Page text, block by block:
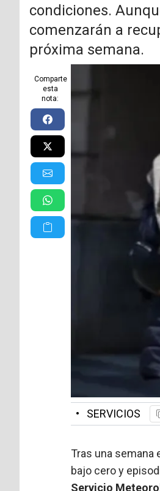
condiciones.
comenzarán a
próxima semana.
Comparte
esta
nota:
• SERVICIOS
Tras una semana
bajo cero y
Servicio